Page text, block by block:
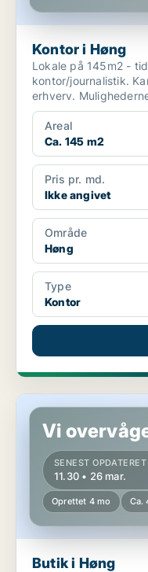
Kontor i Høng
Lokale på 145m2 -
kontor/journalistik. Kan evt. opdeles til 2 selvstændige
erhverv. Mulighederne er mange.
...
Areal
Ca. 145 m2
Pris pr. md.
Ikke angivet
Område
Høng
Type
Kontor
Butik i Høng
Vi
SENEST OPDATERET
11.30 • 26 mar.
Oprettet 4 mo Ca.
Butik i Høng